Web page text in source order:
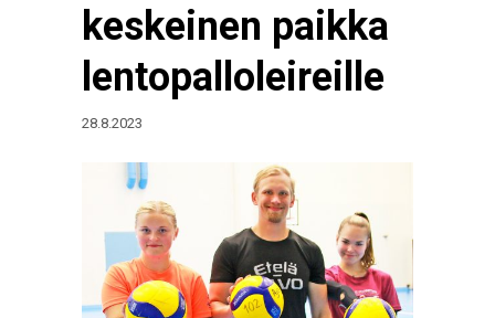
keskeinen paikka
lentopalloleireille
28.8.2023